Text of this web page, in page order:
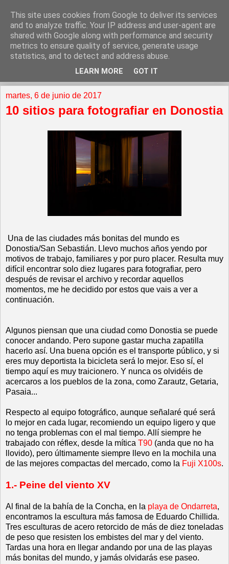
martes, 6 de junio de 2017
10 sitios para fotografiar en Donostia
Una de las ciudades más bonitas del mundo es
Donostia/San Sebastián. Llevo muchos años yendo por
motivos de trabajo, familiares y por puro placer. Resulta muy
difícil encontrar solo diez lugares para fotografiar, pero
después de revisar el archivo y recordar aquellos
momentos, me he decidido por estos que vais a ver a
continuación.
Algunos piensan que una ciudad como Donostia se puede
conocer andando. Pero supone gastar mucha zapatilla
hacerlo así. Una buena opción es el transporte público, y si
eres muy deportista la bicicleta será lo mejor. Eso sí, el
tiempo aquí es muy traicionero. Y nunca os olvidéis de
acercaros a los pueblos de la zona, como Zarautz, Getaria,
Pasaia...
Respecto al equipo fotográfico, aunque señalaré qué será
lo mejor en cada lugar, recomiendo un equipo ligero y que
no tenga problemas con el mal tiempo. Allí siempre he
trabajado con réflex, desde la mítica T90 (anda que no ha
llovido), pero últimamente siempre llevo en la mochila una
de las mejores compactas del mercado, como la Fuji X100s.
1.- Peine del viento XV
Al final de la bahía de la Concha, en la playa de Ondarreta,
encontramos la escultura más famosa de Eduardo Chillida.
Tres esculturas de acero retorcido de más de diez toneladas
de peso que resisten los embistes del mar y del viento.
Tardas una hora en llegar andando por una de las playas
más bonitas del mundo, y jamás olvidarás ese paseo.
This site uses cookies from Google to deliver its services
and to analyze traffic. Your IP address and user-agent are
shared with Google along with performance and security
metrics to ensure quality of service, generate usage
statistics, and to detect and address abuse.
LEARN MORE GOT IT